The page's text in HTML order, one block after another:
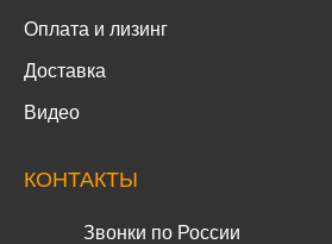
Оплата и лизинг
Доставка
Видео
КОНТАКТЫ
Звонки по России